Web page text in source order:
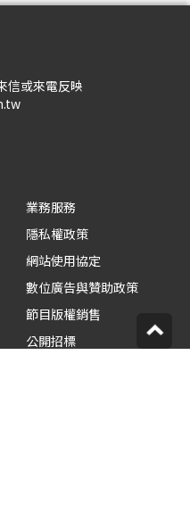
信或來電反映
業務服務
隱私權政策
網站使用協定
數位廣告與贊助政策
節目版權銷售
公開招標